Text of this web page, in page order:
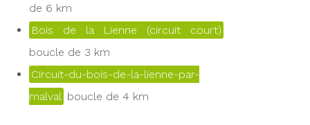
de 6 km
Bois de la Lienne (circuit court)
boucle de 3 km
Circuit-du-bois-de-la-lienne-par-
malval boucle de 4 km